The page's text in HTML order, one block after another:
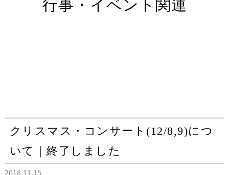
行事・イベント関連
クリスマス・コンサート(12/8,9)につ
いて｜終了しました
2018.11.15